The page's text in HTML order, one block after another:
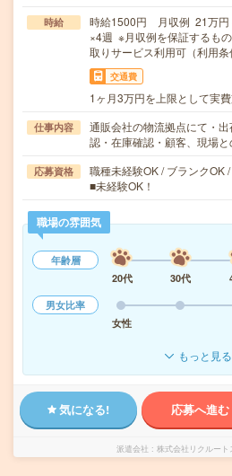
時給
時給1500円 月収例 21万円
×4週 ※月収例を保証するも
取りサービス利用可（利用条
交通費
1ヶ月3万円を上限として実
仕事内容
通販会社の物流拠点にて・
認・在庫確認・顧客、現場
応募資格
職種未経験OK / ブランクOK
■未経験OK！
職場の雰囲気
年齢層
20代
30代
男女比率
女性
もっと見る
気になる! 応募へ進む
派遣会社 株式会社リクルート